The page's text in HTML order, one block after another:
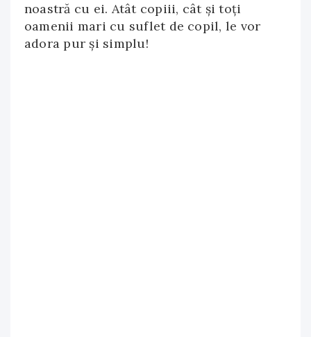
noastră cu ei. Atât copiii, cât și toți
oamenii mari cu suflet de copil, le vor
adora pur și simplu!